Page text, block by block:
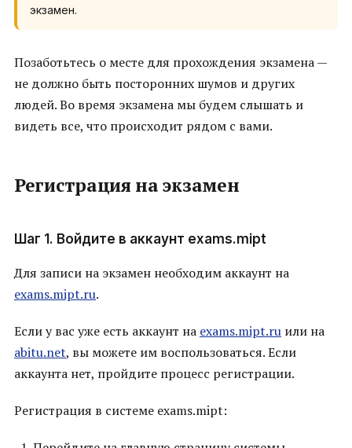
экзамен.
Позаботьтесь о месте для прохождения экзамена —
не должно быть посторонних шумов и других
людей. Во время экзамена мы будем слышать и
видеть все, что происходит рядом с вами.
Регистрация на экзамен
Шаг 1. Войдите в аккаунт exams.mipt
Для записи на экзамен необходим аккаунт на
exams.mipt.ru.
Если у вас уже есть аккаунт на exams.mipt.ru или на
abitu.net, вы можете им воспользоваться. Если
аккаунта нет, пройдите процесс регистрации.
Регистрация в системе exams.mipt: